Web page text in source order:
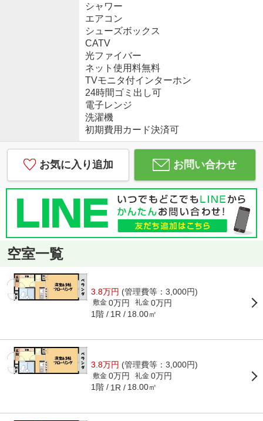
シャワー
エアコン
シューズボックス
CATV
光ファイバー
ネット使用料無料
TVモニタ付インターホン
24時間ゴミ出し可
電子レンジ
洗濯機
初期費用カード決済可
お気に入り追加 お問い合わせ
空室一覧
3.8万円 (管理費等：3,000円)
敷金 0万円 礼金 0万円
1階 1R 18.00㎡
3.8万円 (管理費等：3,000円)
敷金 0万円 礼金 0万円
1階 1R 18.00㎡